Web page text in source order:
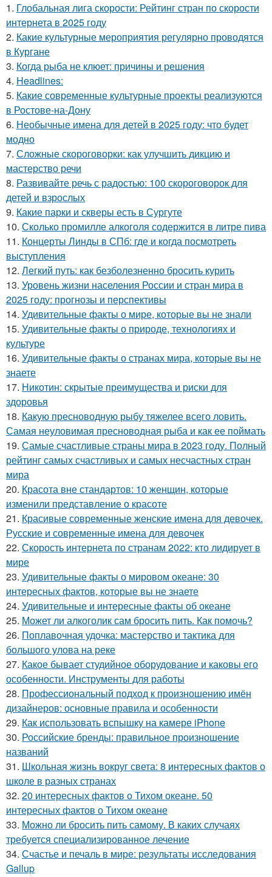
1. Глобальная лига скорости: Рейтинг стран по скорости
интернета в 2025 году
2. Какие культурные мероприятия регулярно проводятся
в Кургане
3. Когда рыба не клюет: причины и решения
4. Headlines:
5. Какие современные культурные проекты реализуются
в Ростове-на-Дону
6. Необычные имена для детей в 2025 году: что будет
модно
7. Сложные скороговорки: как улучшить дикцию и
мастерство речи
8. Развивайте речь с радостью: 100 скороговорок для
детей и взрослых
9. Какие парки и скверы есть в Сургуте
10. Сколько промилле алкоголя содержится в литре пива
11. Концерты Линды в СПб: где и когда посмотреть
выступления
12. Легкий путь: как безболезненно бросить курить
13. Уровень жизни населения России и стран мира в
2025 году: прогнозы и перспективы
14. Удивительные факты о мире, которые вы не знали
15. Удивительные факты о природе, технологиях и
культуре
16. Удивительные факты о странах мира, которые вы не
знаете
17. Никотин: скрытые преимущества и риски для
здоровья
18. Какую пресноводную рыбу тяжелее всего ловить.
Самая неуловимая пресноводная рыба и как ее поймать
19. Самые счастливые страны мира в 2023 году. Полный
рейтинг самых счастливых и самых несчастных стран
мира
20. Красота вне стандартов: 10 женщин, которые
изменили представление о красоте
21. Красивые современные женские имена для девочек.
Русские и современные имена для девочек
22. Скорость интернета по странам 2022: кто лидирует в
мире
23. Удивительные факты о мировом океане: 30
интересных фактов, которые вы не знаете
24. Удивительные и интересные факты об океане
25. Может ли алкоголик сам бросить пить. Как помочь?
26. Поплавочная удочка: мастерство и тактика для
большого улова на реке
27. Какое бывает студийное оборудование и каковы его
особенности. Инструменты для работы
28. Профессиональный подход к произношению имён
дизайнеров: основные правила и особенности
29. Как использовать вспышку на камере iPhone
30. Российские бренды: правильное произношение
названий
31. Школьная жизнь вокруг света: 8 интересных фактов о
школе в разных странах
32. 20 интересных фактов о Тихом океане. 50
интересных фактов о Тихом океане
33. Можно ли бросить пить самому. В каких случаях
требуется специализированное лечение
34. Счастье и печаль в мире: результаты исследования
Gallup